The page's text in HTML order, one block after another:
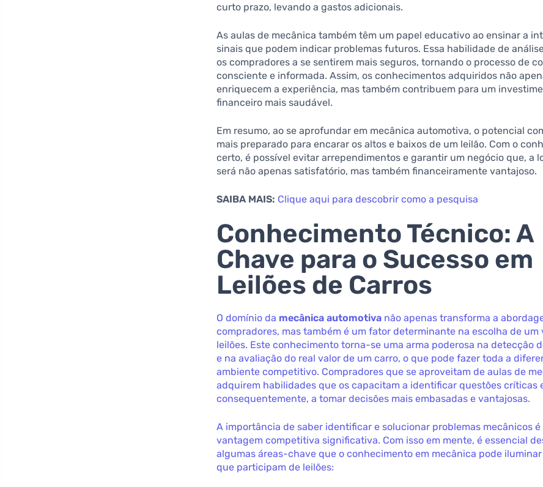
curto prazo, levando a gastos adicionais.
As aulas de mecânica também têm um papel educativo ao ensinar a
sinais que podem indicar problemas futuros. Essa habilidade de
os compradores a se sentirem mais seguros, tornando o processo de
consciente e informada. Assim, os conhecimentos adquiridos não
enriquecem a experiência, mas também contribuem para um
financeiro mais saudável.
Em resumo, ao se aprofundar em mecânica automotiva, o potencial
mais preparado para encarar os altos e baixos de um leilão. Com o
certo, é possível evitar arrependimentos e garantir um negócio que, a
será não apenas satisfatório, mas também financeiramente vantajoso.
SAIBA MAIS: Clique aqui para descobrir como a pesquisa
Conhecimento Técnico: A
Chave para o Sucesso em
Leilões de Carros
O domínio da mecânica automotiva não apenas transforma a
compradores, mas também é um fator determinante na escolha de um
leilões. Este conhecimento torna-se uma arma poderosa na detecção
e na avaliação do real valor de um carro, o que pode fazer toda a
ambiente competitivo. Compradores que se aproveitam de aulas de
adquirem habilidades que os capacitam a identificar questões críticas
consequentemente, a tomar decisões mais embasadas e vantajosas.
A importância de saber identificar e solucionar problemas mecânicos é
vantagem competitiva significativa. Com isso em mente, é essencial
algumas áreas-chave que o conhecimento em mecânica pode
que participam de leilões: